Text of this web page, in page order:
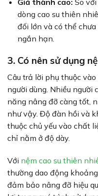
dòng cao su thiên
đối lớn và có thể
ngắn hạn.
3. Có nên sử dụng
Câu trả lời phụ thuộc
người dùng. Nhiều người
năng nâng đỡ càng tốt,
như vậy. Độ đàn hồi và
thuộc chủ yếu vào chất
chỉ nằm ở độ dày.
Với nệm cao su thiên
thường dao động
đảm bảo nâng đỡ hiệu